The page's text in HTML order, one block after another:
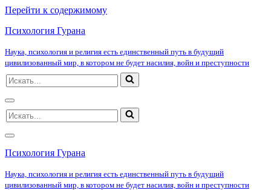
Перейти к содержимому
Психология Гурана
Наука, психология и религия есть единственный путь в будущий
цивилизованный мир, в котором не будет насилия, войн и преступности
Искать...
Меню
навигации
Искать...
Меню
навигации
Психология Гурана
Наука, психология и религия есть единственный путь в будущий
цивилизованный мир, в котором не будет насилия, войн и преступности